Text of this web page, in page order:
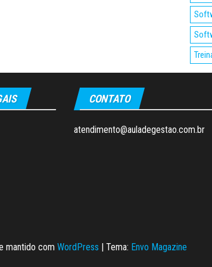
CONTATO
atendimento@auladegestao.com.br
mantido com WordPress | Tema: Envo Magazine